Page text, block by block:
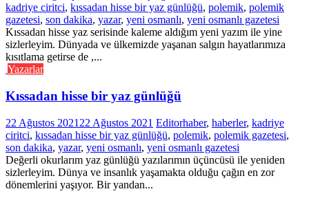
kadriye ciritci, kıssadan hisse bir yaz günlüğü, polemik, polemik
gazetesi, son dakika, yazar, yeni osmanlı, yeni osmanlı gazetesi
Kıssadan hisse yaz serisinde kaleme aldığım yeni yazım ile yine
sizlerleyim. Dünyada ve ülkemizde yaşanan salgın hayatlarımıza
kısıtlama getirse de ,...
Yazarlar
Kıssadan hisse bir yaz günlüğü
22 Ağustos 2021 22 Ağustos 2021 Editorhaber, haberler, kadriye
ciritci, kıssadan hisse bir yaz günlüğü, polemik, polemik gazetesi,
son dakika, yazar, yeni osmanlı, yeni osmanlı gazetesi
Değerli okurlarım yaz günlüğü yazılarımın üçüncüsü ile yeniden
sizlerleyim. Dünya ve insanlık yaşamakta olduğu çağın en zor
dönemlerini yaşıyor. Bir yandan...